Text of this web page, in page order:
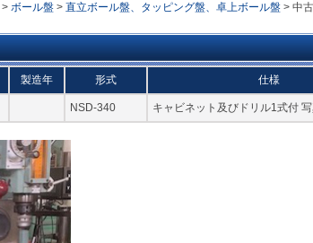
> ボール盤 > 直立ボール盤、タッピング盤、卓上ボール盤 > 中
製造年 形式 仕様
NSD-340 キャビネット及びドリル1式付 写